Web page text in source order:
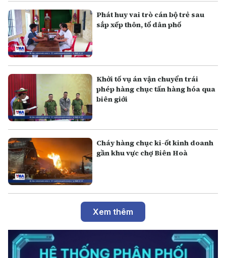
Phát huy vai trò cán bộ trẻ sau
sắp xếp thôn, tổ dân phố
Khởi tố vụ án vận chuyển trái
phép hàng chục tấn hàng hóa qua
biên giới
Cháy hàng chục ki-ốt kinh doanh
gần khu vực chợ Biên Hoà
Xem thêm